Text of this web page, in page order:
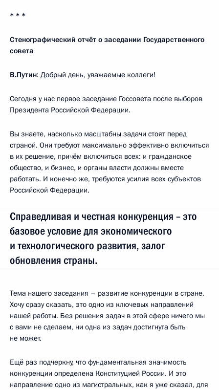
* * *
Стенографический отчёт о заседании Государственного
совета
В.Путин: Добрый день, уважаемые коллеги!
Сегодня у нас первое заседание Госсовета после выборов
Президента Российской Федерации.
Вы знаете, насколько масштабны задачи стоят перед
страной. Они требуют максимально эффективно включиться
в их решение, причём включиться всех: и гражданское
общество, и бизнес, и органы власти должны вместе
работать. И конечно же, требуются усилия всех субъектов
Российской Федерации.
Справедливая и честная конкуренция – это
базовое условие для экономического
и технологического развития, залог
обновления страны.
Тема нашего заседания – развитие конкуренции в стране.
Хочу сразу сказать, это одно из ключевых направлений
нашей работы. Без решения задач в этой сфере ничего мы
с вами не сделаем, ни одна из задач достигнута быть
не может.
Ещё раз подчеркну, что фундаментальная значимость
конкуренции определена Конституцией России. И это
направление одно из магистральных, как я уже сказал, для